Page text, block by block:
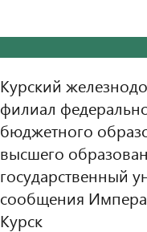
Курский
филиал
бюджетного
высшего
государственный
сообщения
Курск